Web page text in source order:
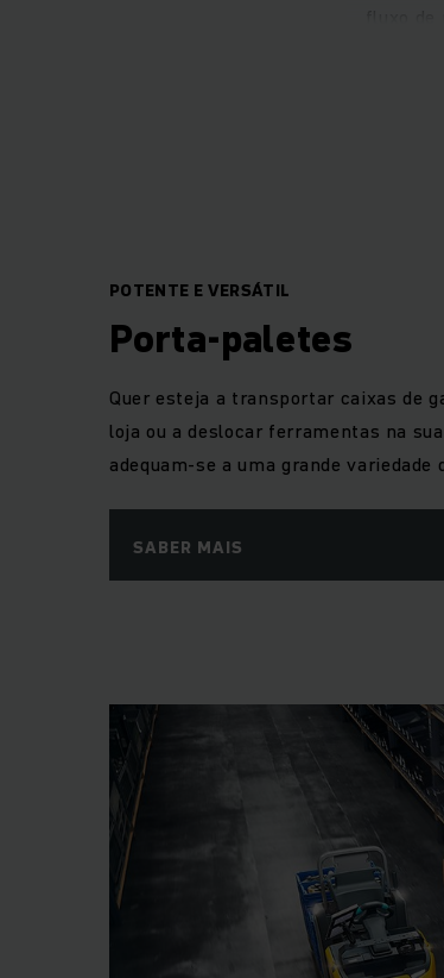
para a
logístico
POTENTE E VERSÁTIL
Porta-paletes
Quer esteja a transportar caixas de
loja ou a deslocar ferramentas na
adequam-se a uma grande variedade
SABER MAIS